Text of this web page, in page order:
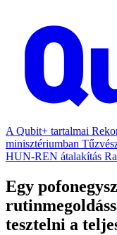
A Qubit+ tartalmai
minisztériumban
HUN-REN átalakítás
Egy
tesztelni a